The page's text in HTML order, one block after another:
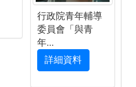
行政院青年輔導
委員會「與青
年...
詳細資料